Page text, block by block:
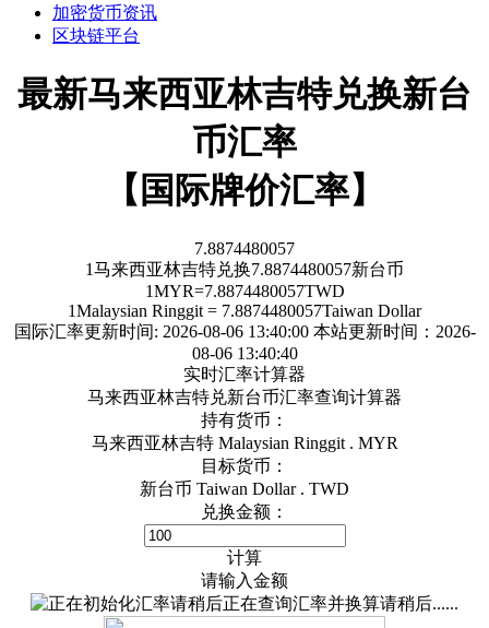
加密货币资讯
区块链平台
最新马来西亚林吉特兑换新台
币汇率
【国际牌价汇率】
7.8874480057
1马来西亚林吉特兑换7.8874480057新台币
1MYR=7.8874480057TWD
1Malaysian Ringgit = 7.8874480057Taiwan Dollar
国际汇率更新时间: 2026-08-06 13:40:00本站更新时间：2026-
08-06 13:40:40
实时汇率计算器
马来西亚林吉特兑新台币汇率查询计算器
持有货币：
马来西亚林吉特 Malaysian Ringgit . MYR
目标货币：
新台币 Taiwan Dollar . TWD
兑换金额：
计算
请输入金额
正在查询汇率并换算请稍后......